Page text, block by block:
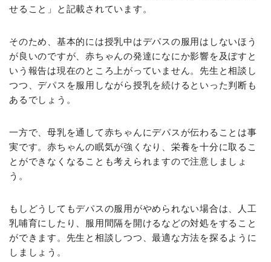
せること」と記載されています。
そのため、基本的には授乳中はデパスの服用はしないほう
が良いのですが、赤ちゃんの発達になにか影響を及ぼすと
いう報告は現在のところ上がっていません。先生と相談し
つつ、デパスを服用しながら授乳を続けるといった判断も
あるでしょう。
一方で、母乳を通して赤ちゃんにデパスが伝わることは事
実です。赤ちゃんの眠気が強くなり、栄養を十分に取るこ
とができなくなることも考えられますので注意しましょ
う。
もしどうしてもデパスの服用がやめられない場合は、人工
乳哺育にしたり、服用間隔を開けるなどの対処をすること
ができます。先生と相談しつつ、最適な方法を探るように
しましょう。